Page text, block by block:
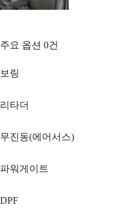
주요 옵션 0건
보링
리타더
무진동(에어서스)
파워게이트
DPF